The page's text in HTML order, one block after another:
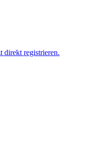
direkt registrieren.